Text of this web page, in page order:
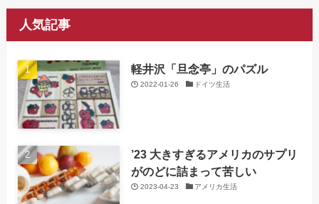
人気記事
軽井沢「旦念亭」のパズル
2022-01-26 ドイツ生活
’23 大きすぎるアメリカのサプリ
がのどに詰まって苦しい
2023-04-23 アメリカ生活